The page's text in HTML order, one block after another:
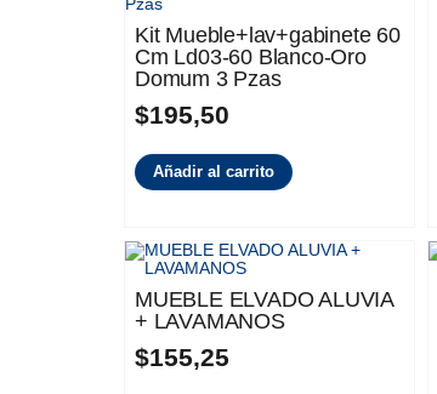
Kit Mueble+lav+gabinete 60
Cm Ld03-60 Blanco-Oro
Domum 3 Pzas
$195,50
Añadir al carrito
MUEBLE ELVADO ALUVIA
+ LAVAMANOS
$155,25